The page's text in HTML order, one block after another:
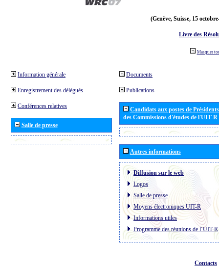
(Genève, Suisse, 15
Livre des
Masquer
Information générale
Enregistrement des délégués
Conférences relatives
Salle de presse
Documents
Publications
Candidats aux postes de
des Commissions d'études de l'UIT-
Autres informations
Diffusion sur le web
Logos
Salle de presse
Moyens électroniques UIT-R
Informations utiles
Programme des réunions de l´UIT-R
Contacts